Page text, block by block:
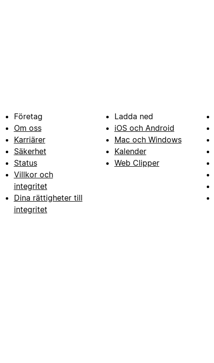
Företag
Om oss
Karriärer
Säkerhet
Status
Villkor och
integritet
Dina rättigheter till
integritet
Ladda ned
iOS och Android
Mac och Windows
Kalender
Web Clipper